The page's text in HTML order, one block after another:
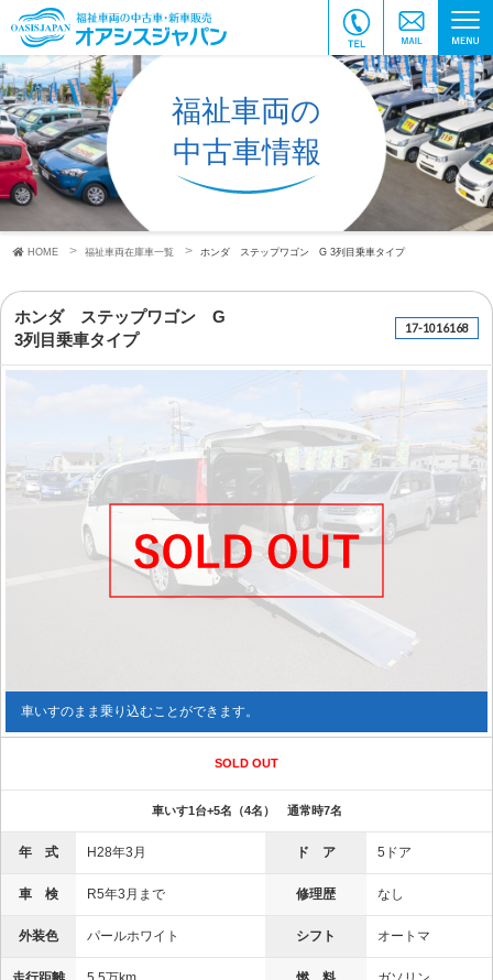
福祉車両の
中古車情報
HOME 福祉車両在庫車一覧 ホンダ ステップワゴン G 3列目乗車タイプ
ホンダ ステップワゴン G
3列目乗車タイプ
17-1016168
車いすのまま乗り込むことができます。
SOLD OUT
車いす1台+5名（4名） 通常時7名
年 式 H28年3月 ド ア 5ドア
車 検 R5年3月まで 修理歴 なし
外装色 パールホワイト シフト オートマ